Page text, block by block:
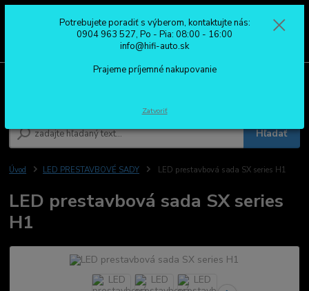
Hľadať
0904 963 527
Po - Pia: 08:00 - 16:00
Úvod LED PRESTAVBOVÉ SADY LED prestavbová sada SX series H1
LED prestavbová sada SX series
H1
Potrebujete poradiť s výberom, kontaktujte nás:
0904 963 527, Po - Pia: 08:00 - 16:00
info@hifi-auto.sk
Prajeme príjemné nakupovanie
Zatvoriť